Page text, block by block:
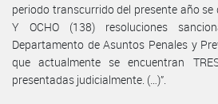
periodo transcurrido del presente año se
Y OCHO (138) resoluciones
Departamento de Asuntos Penales y
que actualmente se encuentran
presentadas judicialmente. (…)”.